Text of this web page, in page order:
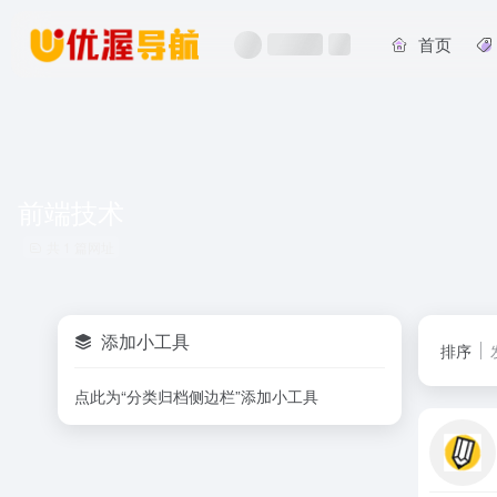
首页
排序
添加小工具
点此为“分类归档侧边栏”添加小工具